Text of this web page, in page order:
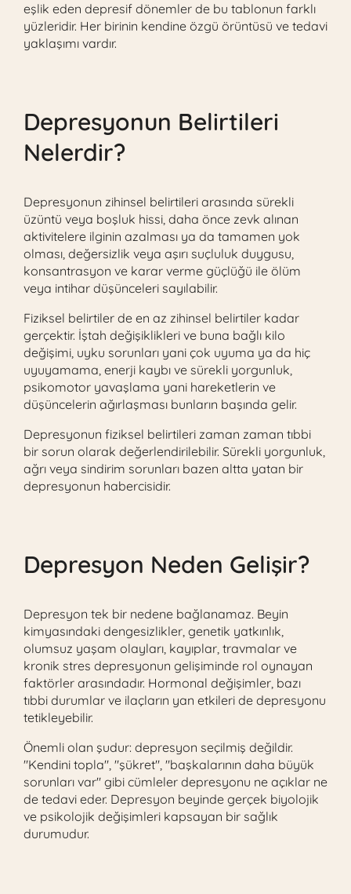
eşlik eden depresif dönemler de bu tablonun farklı
yüzleridir. Her birinin kendine özgü örüntüsü ve tedavi
yaklaşımı vardır.
Depresyonun Belirtileri
Nelerdir?
Depresyonun zihinsel belirtileri arasında sürekli
üzüntü veya boşluk hissi, daha önce zevk alınan
aktivitelere ilginin azalması ya da tamamen yok
olması, değersizlik veya aşırı suçluluk duygusu,
konsantrasyon ve karar verme güçlüğü ile ölüm
veya intihar düşünceleri sayılabilir.
Fiziksel belirtiler de en az zihinsel belirtiler kadar
gerçektir. İştah değişiklikleri ve buna bağlı kilo
değişimi, uyku sorunları yani çok uyuma ya da hiç
uyuyamama, enerji kaybı ve sürekli yorgunluk,
psikomotor yavaşlama yani hareketlerin ve
düşüncelerin ağırlaşması bunların başında gelir.
Depresyonun fiziksel belirtileri zaman zaman tıbbi
bir sorun olarak değerlendirilebilir. Sürekli yorgunluk,
ağrı veya sindirim sorunları bazen altta yatan bir
depresyonun habercisidir.
Depresyon Neden Gelişir?
Depresyon tek bir nedene bağlanamaz. Beyin
kimyasındaki dengesizlikler, genetik yatkınlık,
olumsuz yaşam olayları, kayıplar, travmalar ve
kronik stres depresyonun gelişiminde rol oynayan
faktörler arasındadır. Hormonal değişimler, bazı
tıbbi durumlar ve ilaçların yan etkileri de depresyonu
tetikleyebilir.
Önemli olan şudur: depresyon seçilmiş değildir.
"Kendini topla", "şükret", "başkalarının daha büyük
sorunları var" gibi cümleler depresyonu ne açıklar ne
de tedavi eder. Depresyon beyinde gerçek biyolojik
ve psikolojik değişimleri kapsayan bir sağlık
durumudur.